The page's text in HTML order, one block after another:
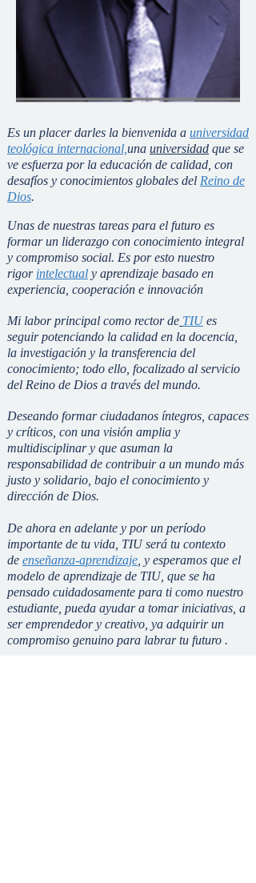
Es un placer darles la bienvenida a universidad
teológica internacional, una universidad que se
ve esfuerza por la educación de calidad, con
desafíos y conocimientos globales del Reino de
Dios.
Unas de nuestras tareas para el futuro es
formar un liderazgo con conocimiento integral
y compromiso social. Es por esto nuestro
rigor intelectual y aprendizaje basado en
experiencia, cooperación e innovación
Mi labor principal como rector de TIUes
seguir potenciando la calidad en la docencia,
la investigación y la transferencia del
conocimiento; todo ello, focalizado al servicio
del Reino de Dios a través del mundo.
Deseando formar ciudadanos íntegros, capaces
y críticos, con una visión amplia y
multidisciplinar y que asuman la
responsabilidad de contribuir a un mundo más
justo y solidario, bajo el conocimiento y
dirección de Dios.
De ahora en adelante y por un período
importante de tu vida, TIU será tu contexto
de enseñanza-aprendizaje y esperamos que el
modelo de aprendizaje de TIU, que se ha
pensado cuidadosamente para ti como nuestro
estudiante, pueda ayudar a tomar iniciativas, a
ser emprendedor y creativo, ya adquirir un
compromiso genuino para labrar tu futuro .